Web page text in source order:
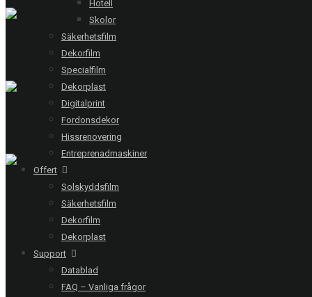
Hotell
Skolor
Säkerhetsfilm
Dekorfilm
Specialfilm
Dekorplast
Digitalprint
Fordonsdekor
Hissrenovering
Entreprenadmaskiner
Offert
Solskyddsfilm
Säkerhetsfilm
Dekorfilm
Dekorplast
Support
Datablad
FAQ – Vanliga frågor
MALMÖ IDROTTSGYMNASIUM
Chrome 285 XC - 250 glas
LUND | FITNESS24SEVEN
Clarity 30 EXT - 5 glas
ULRICEHAMN | BRF HONUNGSLUNDEN
Clarity 30 EXT - 24 glas